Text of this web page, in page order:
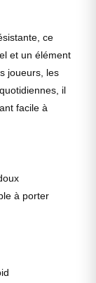
ce
et un élément
joueurs, les
il
facile à
à porter